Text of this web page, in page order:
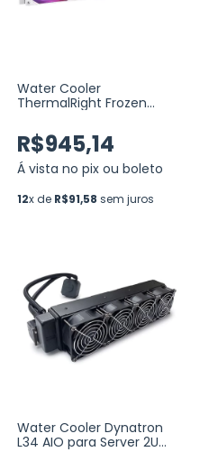
Water Cooler
ThermalRight Frozen
420MM, BRANCO
R$945,14
Á vista no pix ou boleto
12x de R$91,58 sem juros
Water Cooler Dynatron
L34 AIO para Server 2U